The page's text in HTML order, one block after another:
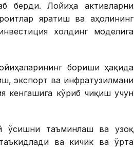
берди. Лойиҳа активларни
яратиш ва аҳолининг
холдинг моделига
бориши ҳақида
экспорт ва инфратузилмани
кенгашига кўриб чиқиш учун
ўсишни таъминлаш ва узоқ
ва кичик ва ўрта